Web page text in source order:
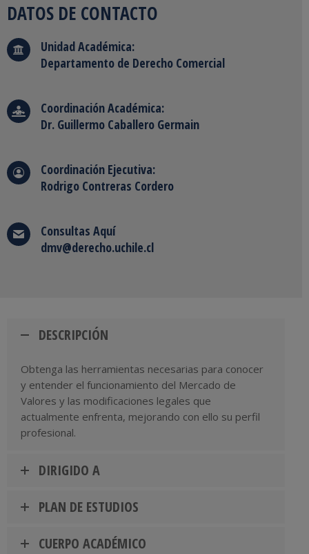
DATOS DE CONTACTO
Unidad Académica:
Departamento de Derecho Comercial
Coordinación Académica:
Dr. Guillermo Caballero Germain
Coordinación Ejecutiva:
Rodrigo Contreras Cordero
Consultas Aquí
dmv@derecho.uchile.cl
DESCRIPCIÓN
Obtenga las herramientas necesarias para conocer
y entender el funcionamiento del Mercado de
Valores y las modificaciones legales que
actualmente enfrenta, mejorando con ello su perfil
profesional.
DIRIGIDO A
PLAN DE ESTUDIOS
CUERPO ACADÉMICO